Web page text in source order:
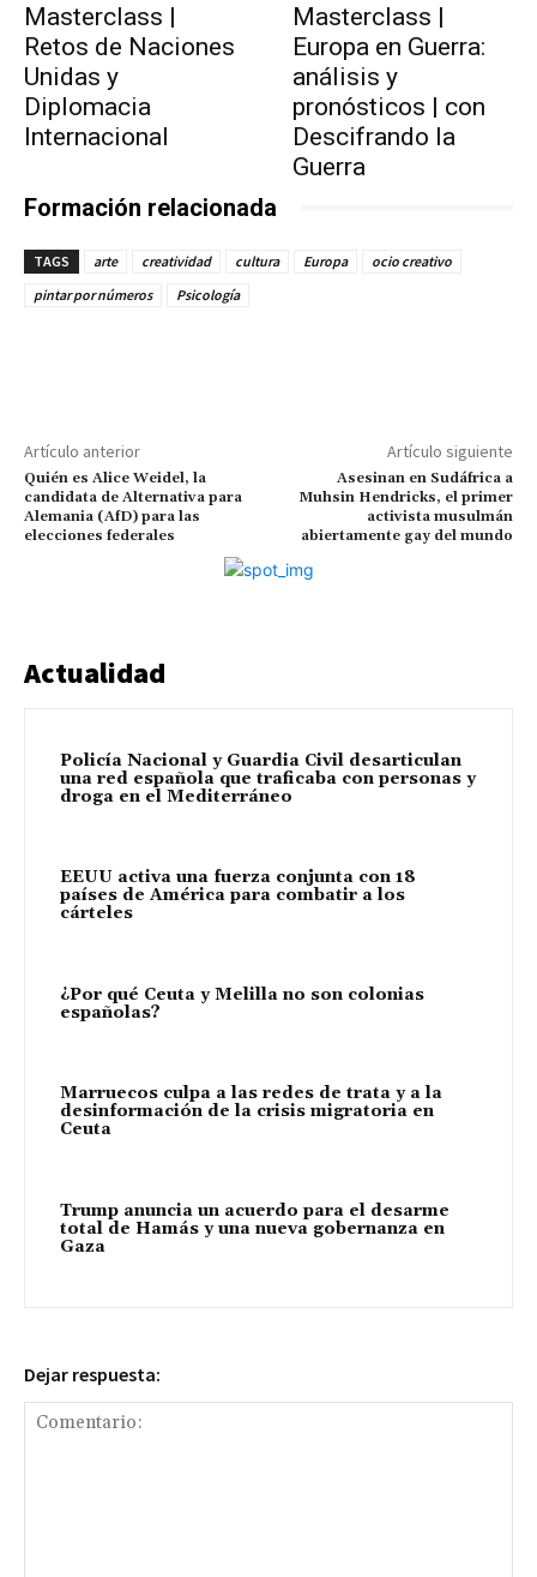
Masterclass |
Retos de Naciones
Unidas y
Diplomacia
Internacional
Masterclass |
Europa en Guerra:
análisis y
pronósticos | con
Descifrando la
Guerra
Formación relacionada
TAGS arte creatividad cultura Europa
ocio creativo
pintar por números
Psicología
Artículo anterior
Quién es Alice Weidel, la
candidata de Alternativa para
Alemania (AfD) para las
elecciones federales
Artículo siguiente
Asesinan en Sudáfrica a
Muhsin Hendricks, el primer
activista musulmán
abiertamente gay del mundo
Actualidad
Policía Nacional y Guardia Civil desarticulan
una red española que traficaba con personas y
droga en el Mediterráneo
EEUU activa una fuerza conjunta con 18
países de América para combatir a los
cárteles
¿Por qué Ceuta y Melilla no son colonias
españolas?
Marruecos culpa a las redes de trata y a la
desinformación de la crisis migratoria en
Ceuta
Trump anuncia un acuerdo para el desarme
total de Hamás y una nueva gobernanza en
Gaza
Dejar respuesta: